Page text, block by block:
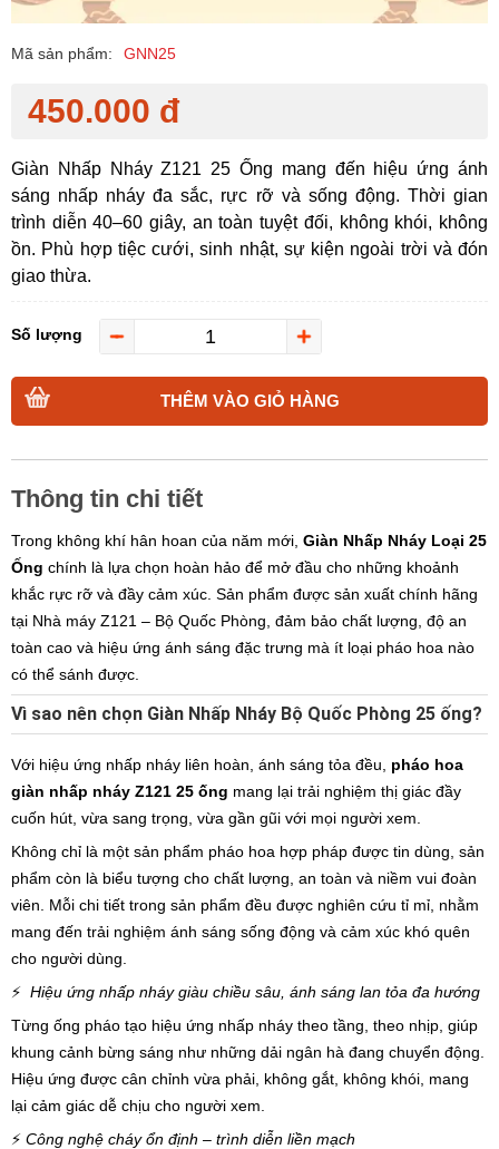
Mã sản phẩm: GNN25
450.000 đ
Giàn Nhấp Nháy Z121 25 Ống mang đến hiệu ứng ánh
sáng nhấp nháy đa sắc, rực rỡ và sống động. Thời gian
trình diễn 40–60 giây, an toàn tuyệt đối, không khói, không
ồn. Phù hợp tiệc cưới, sinh nhật, sự kiện ngoài trời và đón
giao thừa.
Số lượng
THÊM VÀO GIỎ HÀNG
Thông tin chi tiết
Trong không khí hân hoan của năm mới, Giàn Nhấp Nháy Loại 25
Ống chính là lựa chọn hoàn hảo để mở đầu cho những khoảnh
khắc rực rỡ và đầy cảm xúc. Sản phẩm được sản xuất chính hãng
tại Nhà máy Z121 – Bộ Quốc Phòng, đảm bảo chất lượng, độ an
toàn cao và hiệu ứng ánh sáng đặc trưng mà ít loại pháo hoa nào
có thể sánh được.
Vì sao nên chọn Giàn Nhấp Nháy Bộ Quốc Phòng 25 ống?
Với hiệu ứng nhấp nháy liên hoàn, ánh sáng tỏa đều, pháo hoa
giàn nhấp nháy Z121 25 ống mang lại trải nghiệm thị giác đầy
cuốn hút, vừa sang trọng, vừa gần gũi với mọi người xem.
Không chỉ là một sản phẩm pháo hoa hợp pháp được tin dùng, sản
phẩm còn là biểu tượng cho chất lượng, an toàn và niềm vui đoàn
viên. Mỗi chi tiết trong sản phẩm đều được nghiên cứu tỉ mỉ, nhằm
mang đến trải nghiệm ánh sáng sống động và cảm xúc khó quên
cho người dùng.
⚡ Hiệu ứng nhấp nháy giàu chiều sâu, ánh sáng lan tỏa đa hướng
Từng ống pháo tạo hiệu ứng nhấp nháy theo tầng, theo nhịp, giúp
khung cảnh bừng sáng như những dải ngân hà đang chuyển động.
Hiệu ứng được cân chỉnh vừa phải, không gắt, không khói, mang
lại cảm giác dễ chịu cho người xem.
⚡ Công nghệ cháy ổn định – trình diễn liền mạch